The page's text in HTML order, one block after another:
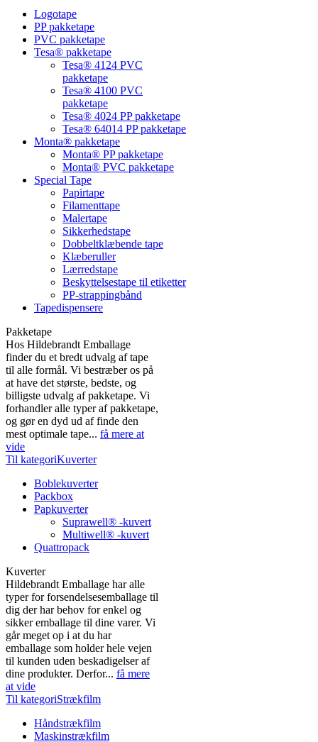
Logotape
PP pakketape
PVC pakketape
Tesa® pakketape
Tesa® 4124 PVC
pakketape
Tesa® 4100 PVC
pakketape
Tesa® 4024 PP pakketape
Tesa® 64014 PP pakketape
Monta® pakketape
Monta® PP pakketape
Monta® PVC pakketape
Special Tape
Papirtape
Filamenttape
Malertape
Sikkerhedstape
Dobbeltklæbende tape
Klæberuller
Lærredstape
Beskyttelsestape til etiketter
PP-strappingbånd
Tapedispensere
Pakketape
Hos Hildebrandt Emballage
finder du et bredt udvalg af tape
til alle formål. Vi bestræber os på
at have det største, bedste, og
billigste udvalg af pakketape. Vi
forhandler alle typer af pakketape,
og gør en dyd ud af finde den
mest optimale tape... få mere at
vide
Til kategoriKuverter
Boblekuverter
Packbox
Papkuverter
Suprawell® -kuvert
Multiwell® -kuvert
Quattropack
Kuverter
Hildebrandt Emballage har alle
typer for forsendelsesemballage til
dig der har behov for enkel og
sikker emballage til dine varer. Vi
går meget op i at du har
emballage som holder hele vejen
til kunden uden beskadigelser af
dine produkter. Derfor... få mere
at vide
Til kategoriStrækfilm
Håndstrækfilm
Maskinstrækfilm